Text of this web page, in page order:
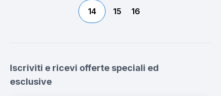
14
15 16
Iscriviti e ricevi offerte speciali ed
esclusive